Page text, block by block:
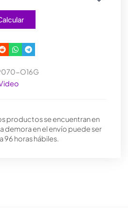
O16G
productos se encuentran en
demora en el envío puede ser
96 horas hábiles.